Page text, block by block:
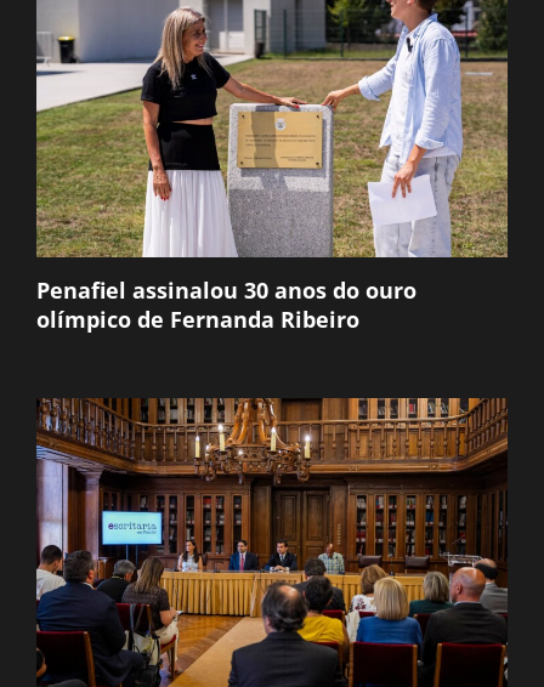
Penafiel assinalou 30 anos do ouro
olímpico de Fernanda Ribeiro